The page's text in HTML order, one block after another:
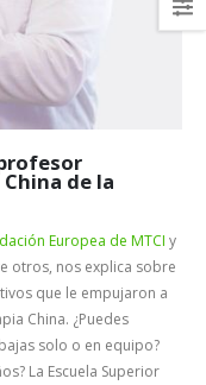
de la
Europea de MTCI y
otros, nos explica sobre
que le empujaron a
China. ¿Puedes
solo o en equipo?
La Escuela Superior